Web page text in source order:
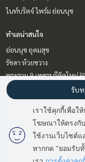
ไนท์บริดจ์ ไพร์ม อ่อนนุช
ทำเลน่าสนใจ
อ่อนนุช อุดมสุข
รัชดา ห้วยขวาง
พระราม 9 เพชรบุรีตัดใหม่
ลาดพร้าว เซ็นทรัลลาดพร้าว
สุขุมวิท อโศก ทองหล่อ
บางนา แบริ่ง ลาซาล
วิทยุ ชิดลม หลังสวน
เราใช้คุกกี้เพื่อใ
โฆษณาให้ตรงกั
ใช้งานเว็บไซต์แ
หากกด “ยอมรับ
รับ